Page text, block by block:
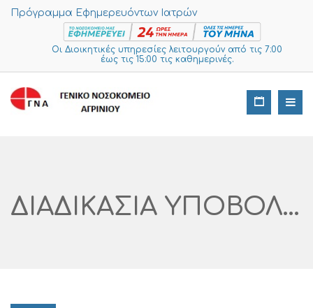
Πρόγραμμα Εφημερευόντων Ιατρών
Οι Διοικητικές υπηρεσίες λειτουργούν από τις 7:00
έως τις 15:00 τις καθημερινές.
ΔΙΑΔΙΚΑΣΙΑ ΥΠΟΒΟΛΗΣ ΠΡΟΣΦΟΡΩΝ ΓΙΑ ΠΡΟΜΗΘΕΙΑ ΔΥΟ ΦΟΡΗΤΩΝ ΑΝΑΠΝΕΥΣΤΗΡΩΝ